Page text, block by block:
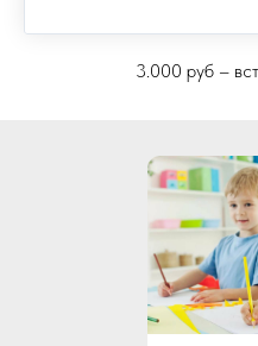
3.000 руб –